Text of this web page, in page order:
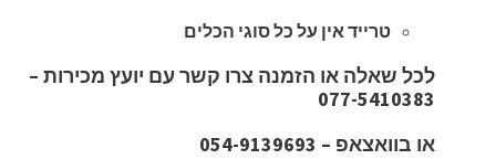
טרייד אין על כל סוגי הכלים
לכל שאלה או הזמנה צרו קשר עם יועץ מכירות –
077-5410383
או בוואצאפ – 054-9139693